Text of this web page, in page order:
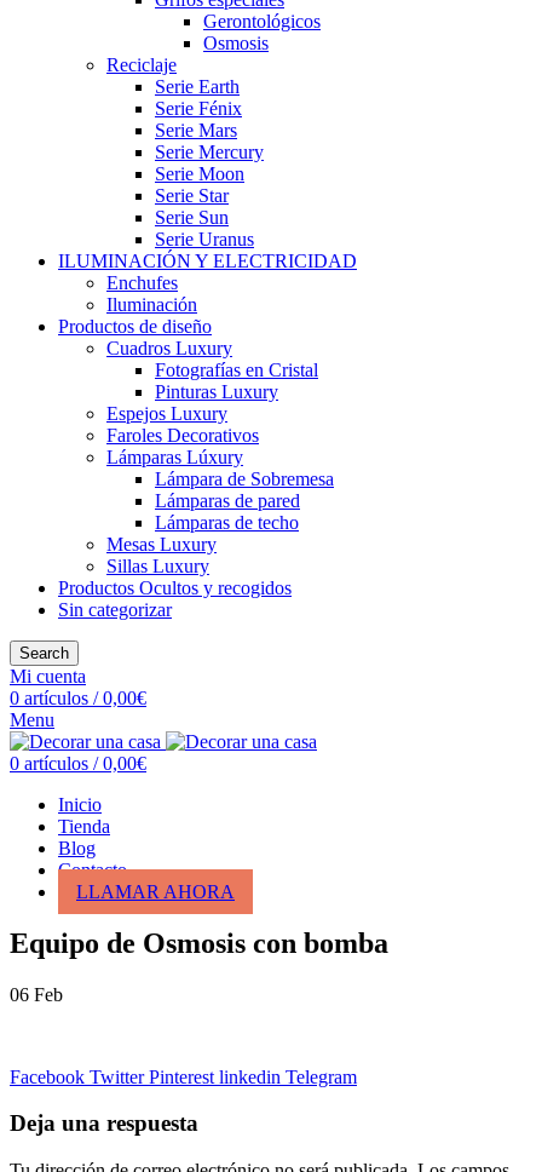
Gerontológicos
Osmosis
Reciclaje
Serie Earth
Serie Fénix
Serie Mars
Serie Mercury
Serie Moon
Serie Star
Serie Sun
Serie Uranus
ILUMINACIÓN Y ELECTRICIDAD
Enchufes
Iluminación
Productos de diseño
Cuadros Luxury
Fotografías en Cristal
Pinturas Luxury
Espejos Luxury
Faroles Decorativos
Lámparas Lúxury
Lámpara de Sobremesa
Lámparas de pared
Lámparas de techo
Mesas Luxury
Sillas Luxury
Productos Ocultos y recogidos
Sin categorizar
Search
Mi cuenta
0 artículos / 0,00€
Menu
0 artículos / 0,00€
Inicio
Tienda
Blog
Contacto
LLAMAR AHORA
Equipo de Osmosis con bomba
06 Feb
Facebook Twitter Pinterest linkedin Telegram
Deja una respuesta